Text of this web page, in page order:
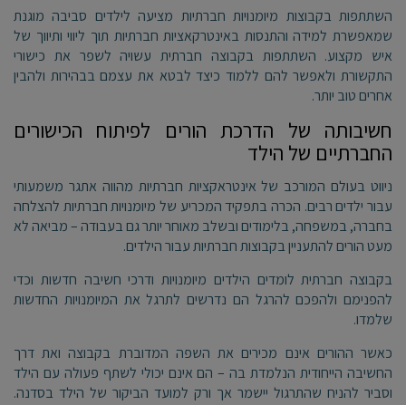
השתתפות בקבוצות מיומנויות חברתיות מציעה לילדים סביבה מוגנת
שמאפשרת למידה והתנסות באינטרקאציות חברתיות תוך ליווי ותיווך של
איש מקצוע. השתתפות בקבוצה חברתית עשויה לשפר את כישורי
התקשורת ולאפשר להם ללמוד כיצד לבטא את עצמם בבהירות ולהבין
אחרים טוב יותר.
חשיבותה של הדרכת הורים לפיתוח הכישורים
החברתיים של הילד
ניווט בעולם המורכב של אינטראקציות חברתיות מהווה אתגר משמעותי
עבור ילדים רבים. הכרה בתפקיד המכריע של מיומנויות חברתיות להצלחה
בחברה, במשפחה, בלימודים ובשלב מאוחר יותר גם בעבודה – מביאה לא
מעט הורים להתעניין בקבוצות חברתיות עבור הילדים.
בקבוצה חברתית לומדים הילדים מיומנויות ודרכי חשיבה חדשות וכדי
להפנימם ולהפכם להרגל הם נדרשים לתרגל את המיומנויות החדשות
שלמדו.
כאשר ההורים אינם מכירים את השפה המדוברת בקבוצה ואת דרך
החשיבה הייחודית הנלמדת בה – הם אינם יכולי לשתף פעולה עם הילד
וסביר להניח שהתרגול יישמר אך ורק למועד הביקור של הילד בסדנה.